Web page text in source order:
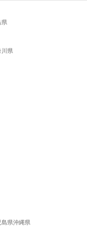
県
川県
島県沖縄県